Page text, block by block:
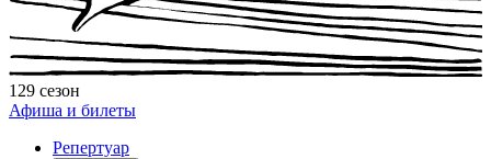
129 сезон
Афиша и билеты
Репертуар